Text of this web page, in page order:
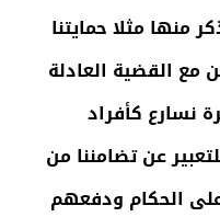
منها مثلا حمايتنا
مع القضية العادلة
نسارع كأفراد
عن تضامننا من
الحكام ودفعهم